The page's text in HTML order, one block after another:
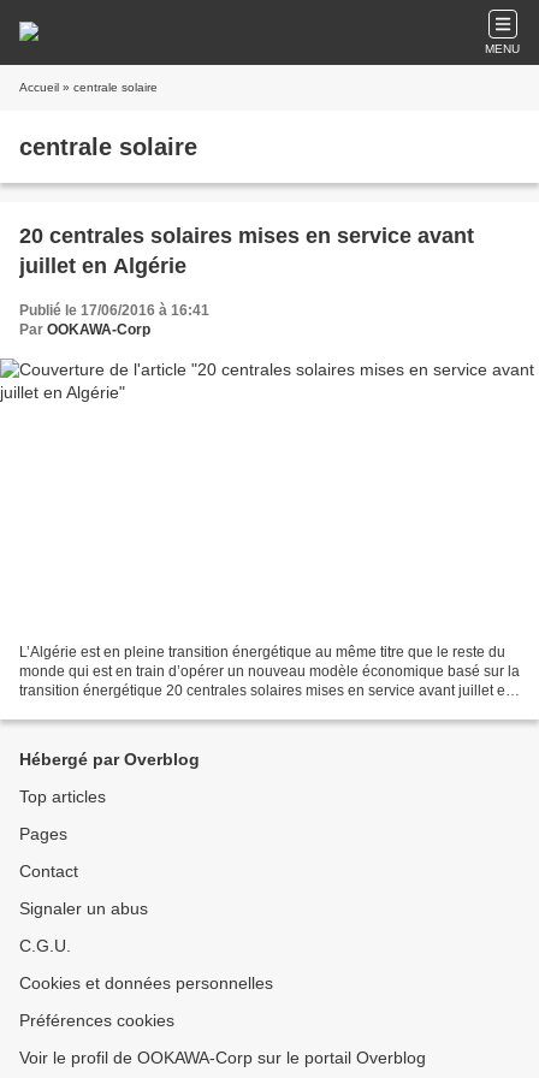
MENU
Accueil » centrale solaire
centrale solaire
20 centrales solaires mises en service avant
juillet en Algérie
Publié le 17/06/2016 à 16:41
Par OOKAWA-Corp
L’Algérie est en pleine transition énergétique au même titre que le reste du
monde qui est en train d’opérer un nouveau modèle économique basé sur la
transition énergétique 20 centrales solaires mises en service avant juillet en
Hébergé par Overblog
Top articles
Pages
Contact
Signaler un abus
C.G.U.
Cookies et données personnelles
Préférences cookies
Voir le profil de OOKAWA-Corp sur le portail Overblog